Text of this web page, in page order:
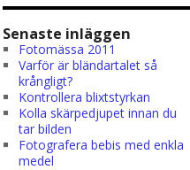
Senaste inläggen
Fotomässa 2011
Varför är bländartalet så
krångligt?
Kontrollera blixtstyrkan
Kolla skärpedjupet innan du
tar bilden
Fotografera bebis med enkla
medel